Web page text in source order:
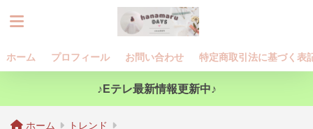
ホーム プロフィール お問い合わせ 特定商取引法に基づく表
♪Eテレ最新情報更新中♪
ホーム トレンド